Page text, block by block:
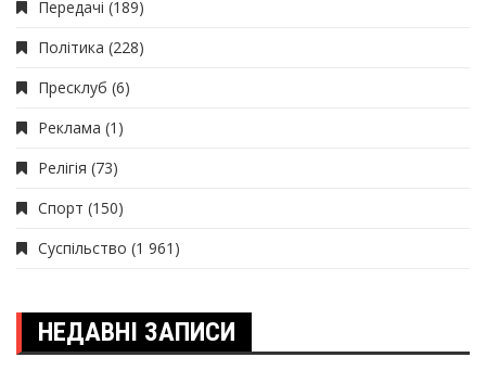
Передачі (189)
Політика (228)
Пресклуб (6)
Реклама (1)
Релігія (73)
Спорт (150)
Суспільство (1 961)
НЕДАВНІ ЗАПИСИ